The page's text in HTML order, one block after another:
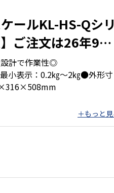
ールKL-HS-Qシリ
ご注文は26年9月
計で作業性◎
小表示：0.2㎏～2㎏●外形寸
れでも表示が安定
ン
意(新検則Ⅲ級対応品)